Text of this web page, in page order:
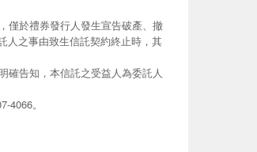
僅於禮券發行人發生宣告破產、撤
人之事由致生信託契約終止時，其
確告知，本信託之受益人為委託人
4066。